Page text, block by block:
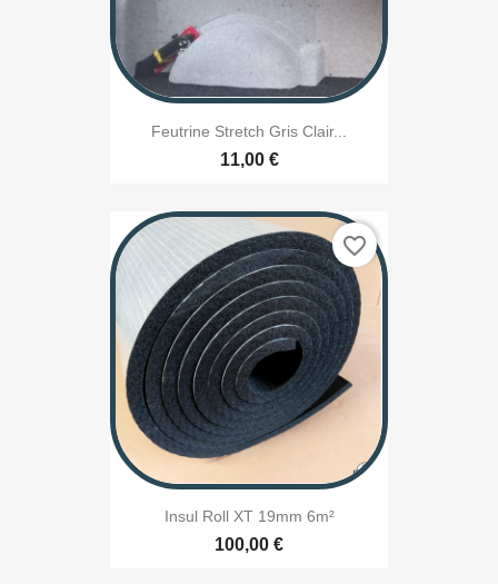
Feutrine Stretch Gris Clair...
11,00 €
Insul Roll XT 19mm 6m²
100,00 €
favorite_border